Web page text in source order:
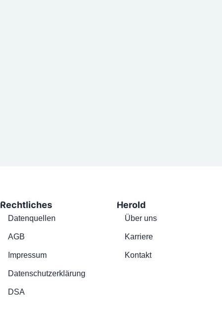
Rechtliches
Datenquellen
AGB
Impressum
Datenschutzerklärung
DSA
Herold
Über uns
Karriere
Kontakt